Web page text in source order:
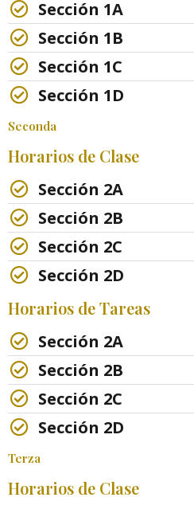
Sección 1A
Sección 1B
Sección 1C
Sección 1D
Seconda
Horarios de Clase
Sección 2A
Sección 2B
Sección 2C
Sección 2D
Horarios de Tareas
Sección 2A
Sección 2B
Sección 2C
Sección 2D
Terza
Horarios de Clase